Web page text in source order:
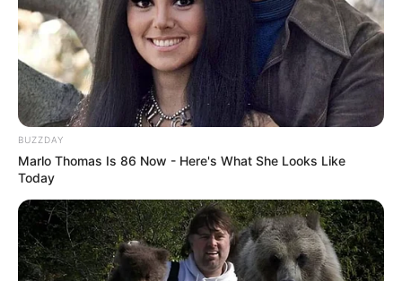
BUZZDAY
Marlo Thomas Is 86 Now - Here's What She Looks Like
Today